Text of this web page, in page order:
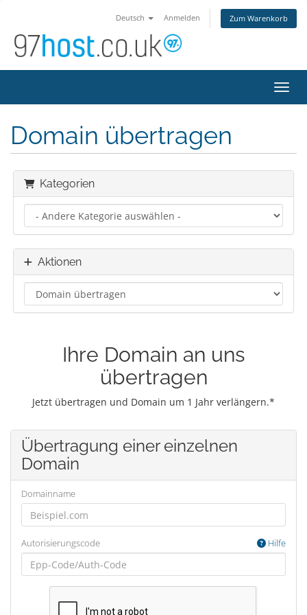
Deutsch Anmelden Zum Warenkorb
Domain übertragen
Kategorien
Aktionen
Ihre Domain an uns
übertragen
Jetzt übertragen und Domain um 1 Jahr verlängern.*
Übertragung einer einzelnen
Domain
Domainname
Autorisierungscode Hilfe